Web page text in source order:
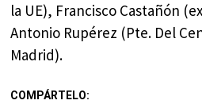
la UE), Francisco Castañón
Antonio Rupérez (Pte. Del
Madrid).
COMPÁRTELO: